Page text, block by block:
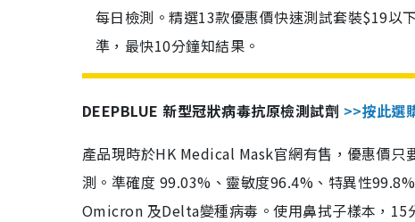
每日檢測。精選13款優惠價快速測試套裝$19以
準，最快10分鐘知結果。
DEEPBLUE 新型冠狀病毒抗原檢測試劑 >>按此選
產品現時於HK Medical Mask官網有售，優惠價
測。準確度 99.03%、靈敏度96.4%、特異性
Omicron 及Delta變種病毒。使用鼻拭子樣本，15